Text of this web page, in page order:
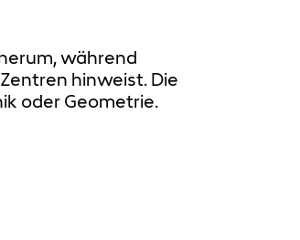
während
hinweist. Die
oder Geometrie.